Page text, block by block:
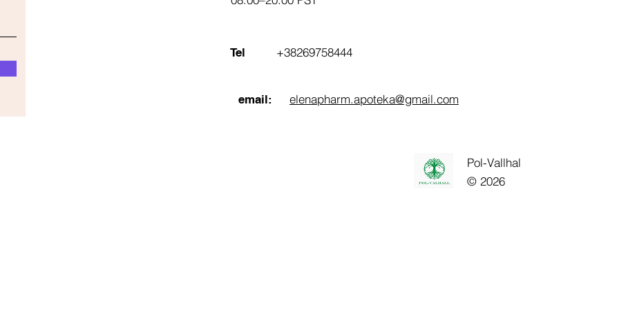
Tel +38269758444
email: elenapharm.apoteka@gmail.com
Pol-Vallhal
© 2026